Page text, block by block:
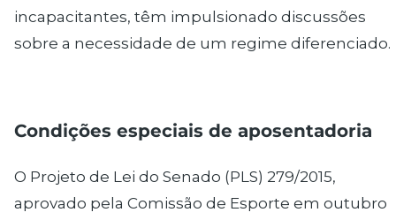
incapacitantes, têm impulsionado discussões
sobre a necessidade de um regime diferenciado.
Condições especiais de aposentadoria
O Projeto de Lei do Senado (PLS) 279/2015,
aprovado pela Comissão de Esporte em outubro